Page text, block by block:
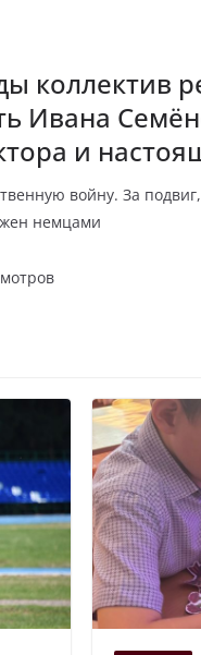
коллектив
Ивана
и
войну. За
немцами